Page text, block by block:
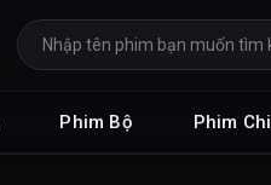
Phim Bộ Phim